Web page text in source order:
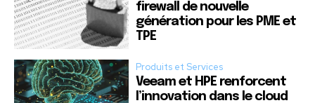
firewall de nouvelle
génération pour les PME et
TPE
Produits et Services
Veeam et HPE renforcent
l’innovation dans le cloud